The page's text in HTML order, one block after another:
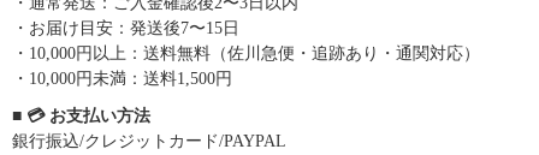
・お届け目安：発送後7〜15日
・10,000円以上：送料無料（佐川急便・追跡あり・通関対応）
・10,000円未満：送料1,500円
■ 💳 お支払い方法
銀行振込/クレジットカード/PAYPAL